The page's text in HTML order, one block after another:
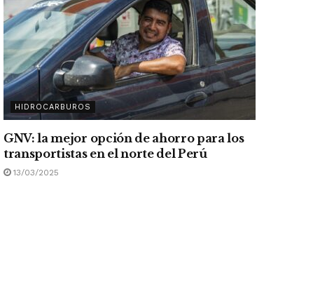
HIDROCARBUROS
GNV: la mejor opción de ahorro para los
transportistas en el norte del Perú
13/03/2025